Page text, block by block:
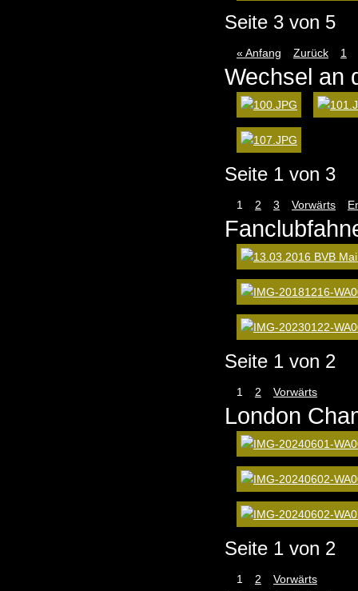
Seite 3 von 5
« Anfang Zurück 1
Wechsel an
Seite 1 von 3
1 2 3 Vorwärts
Seite 1 von 2
1 2 Vorwärts
London
Seite 1 von 2
1 2 Vorwärts